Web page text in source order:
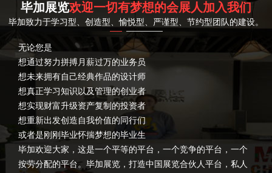
毕加展览欢迎一切有梦想的会展人加入我们
毕加致力于学习型、创造型、愉悦型、严谨型、节约型团队的建设。
无论您是
想通过努力拼搏月薪过万的业务员
想未来拥有自己经典作品的设计师
想真正学习知识以及管理的创业者
想实现财富升级资产复制的投资者
想重新出发创造自我价值的同行们
或者是刚刚毕业怀揣梦想的毕业生
毕加欢迎大家，这是一个平等的平台，一个竞争的平台，一个
按劳分配的平台。毕加展览，打造中国展览合伙人平台，私人